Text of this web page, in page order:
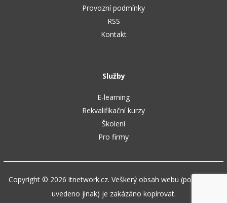
Provozní podmínky
RSS
Kontakt
Služby
E-learning
Rekvalifikační kurzy
Školení
Pro firmy
Copyright © 2026 itnetwork.cz. Veškerý obsah webu (pokud není
uvedeno jinak) je zakázáno kopírovat.